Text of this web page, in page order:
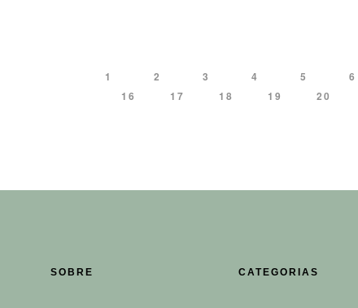
1 2 3 4 5 6
16
17 18 19 20
SOBRE CATEGORIAS